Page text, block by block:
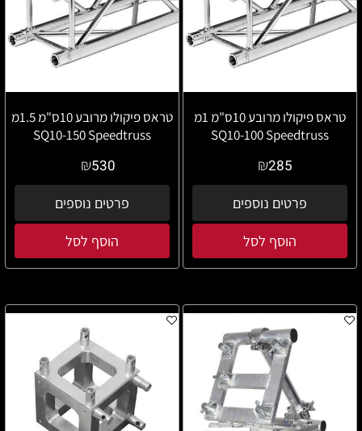
טראס פיקולו מרובע 10ס"מ 1מ
SQ10-100 Speedtruss
₪285
פרטים נוספים
הוסף לסל
טראס פיקולו מרובע 10ס"מ 1.5מ
SQ10-150 Speedtruss
₪530
פרטים נוספים
הוסף לסל